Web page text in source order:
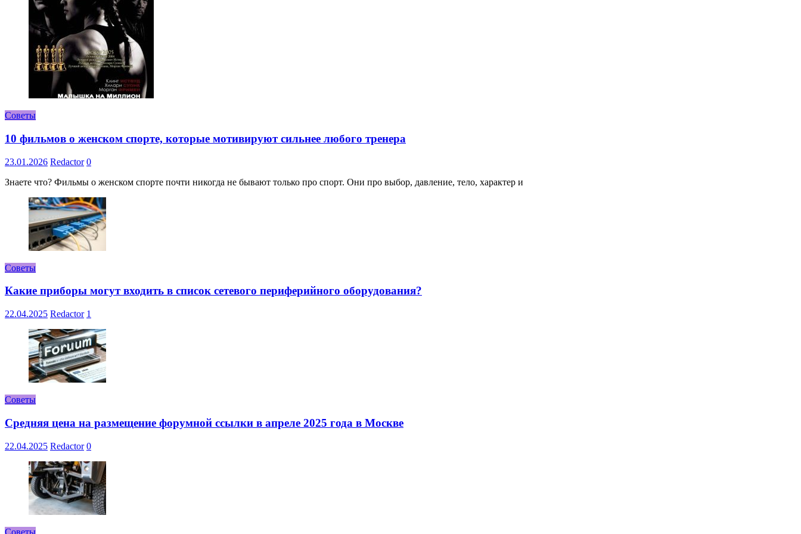
Советы
10 фильмов о женском спорте, которые мотивируют сильнее любого тренера
23.01.2026 Redactor 0
Знаете что? Фильмы о женском спорте почти никогда не бывают только про спорт. Они про выбор, давление, тело, характер и
Советы
Какие приборы могут входить в список сетевого периферийного оборудования?
22.04.2025 Redactor 1
Советы
Средняя цена на размещение форумной ссылки в апреле 2025 года в Москве
22.04.2025 Redactor 0
Советы